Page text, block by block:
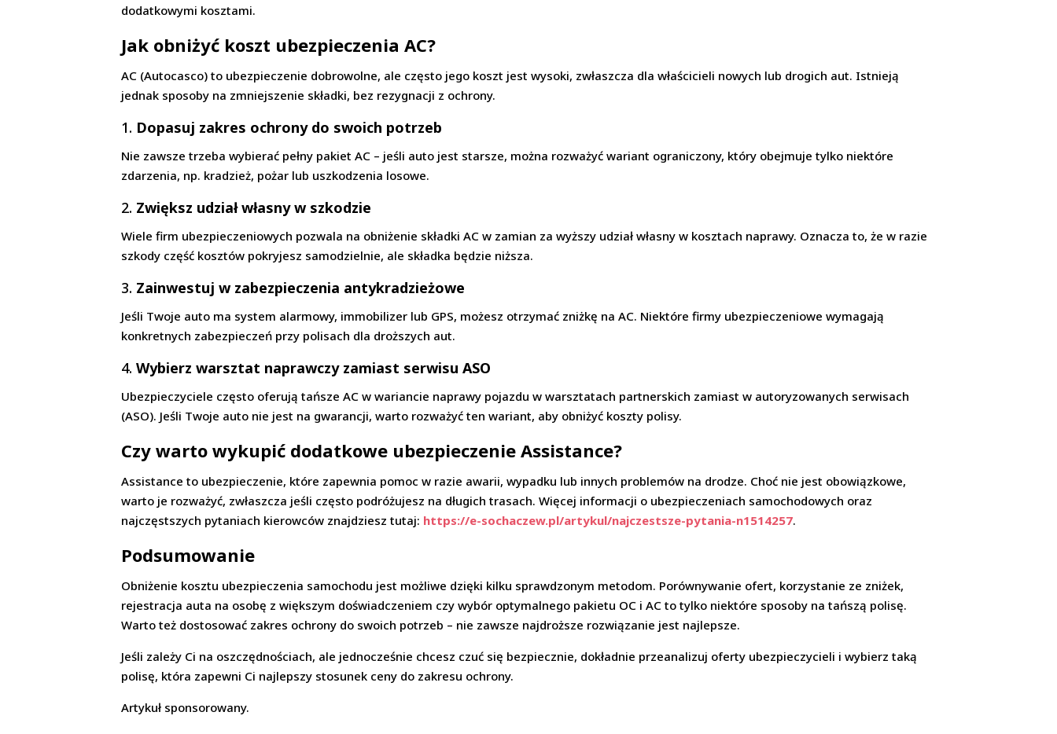
dodatkowymi kosztami.
Jak obniżyć koszt ubezpieczenia AC?
AC (Autocasco) to ubezpieczenie dobrowolne, ale często jego koszt jest wysoki, zwłaszcza dla właścicieli nowych lub drogich aut. Istnieją
jednak sposoby na zmniejszenie składki, bez rezygnacji z ochrony.
1. Dopasuj zakres ochrony do swoich potrzeb
Nie zawsze trzeba wybierać pełny pakiet AC – jeśli auto jest starsze, można rozważyć wariant ograniczony, który obejmuje tylko niektóre
zdarzenia, np. kradzież, pożar lub uszkodzenia losowe.
2. Zwiększ udział własny w szkodzie
Wiele firm ubezpieczeniowych pozwala na obniżenie składki AC w zamian za wyższy udział własny w kosztach naprawy. Oznacza to, że w razie
szkody część kosztów pokryjesz samodzielnie, ale składka będzie niższa.
3. Zainwestuj w zabezpieczenia antykradzieżowe
Jeśli Twoje auto ma system alarmowy, immobilizer lub GPS, możesz otrzymać zniżkę na AC. Niektóre firmy ubezpieczeniowe wymagają
konkretnych zabezpieczeń przy polisach dla droższych aut.
4.Wybierz warsztat naprawczy zamiast serwisu ASO
Ubezpieczyciele często oferują tańsze AC w wariancie naprawy pojazdu w warsztatach partnerskich zamiast w autoryzowanych serwisach
(ASO). Jeśli Twoje auto nie jest na gwarancji, warto rozważyć ten wariant, aby obniżyć koszty polisy.
Czy warto wykupić dodatkowe ubezpieczenie Assistance?
Assistance to ubezpieczenie, które zapewnia pomoc w razie awarii, wypadku lub innych problemów na drodze. Choć nie jest obowiązkowe,
warto je rozważyć, zwłaszcza jeśli często podróżujesz na długich trasach. Więcej informacji o ubezpieczeniach samochodowych oraz
najczęstszych pytaniach kierowców znajdziesz tutaj: https://e-sochaczew.pl/artykul/najczestsze-pytania-n1514257.
Podsumowanie
Obniżenie kosztu ubezpieczenia samochodu jest możliwe dzięki kilku sprawdzonym metodom. Porównywanie ofert, korzystanie ze zniżek,
rejestracja auta na osobę z większym doświadczeniem czy wybór optymalnego pakietu OC i AC to tylko niektóre sposoby na tańszą polisę.
Warto też dostosować zakres ochrony do swoich potrzeb – nie zawsze najdroższe rozwiązanie jest najlepsze.
Jeśli zależy Ci na oszczędnościach, ale jednocześnie chcesz czuć się bezpiecznie, dokładnie przeanalizuj oferty ubezpieczycieli i wybierz taką
polisę, która zapewni Ci najlepszy stosunek ceny do zakresu ochrony.
Artykuł sponsorowany.